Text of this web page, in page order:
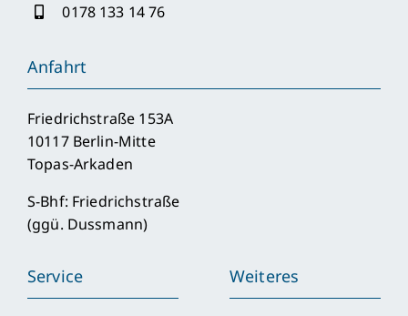
0178 133 14 76
Anfahrt
Friedrichstraße 153A
10117 Berlin-Mitte
Topas-Arkaden
S-Bhf: Friedrichstraße
(ggü. Dussmann)
Service Weiteres